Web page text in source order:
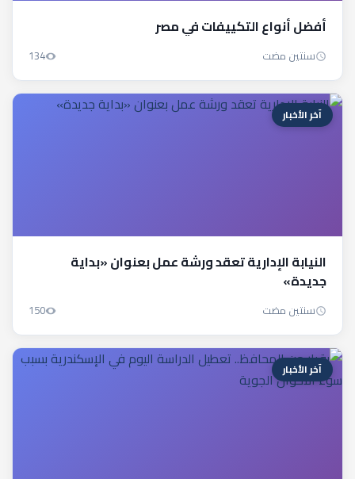
أفضل أنواع التكييفات في مصر
سنتين مضت 134
آخر الأخبار
النيابة الإدارية تعقد ورشة عمل بعنوان «بداية
جديدة»
سنتين مضت 150
آخر الأخبار